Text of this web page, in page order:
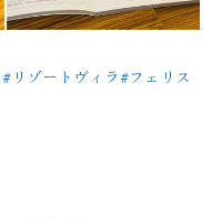
#リゾートヴィラ#フェリス